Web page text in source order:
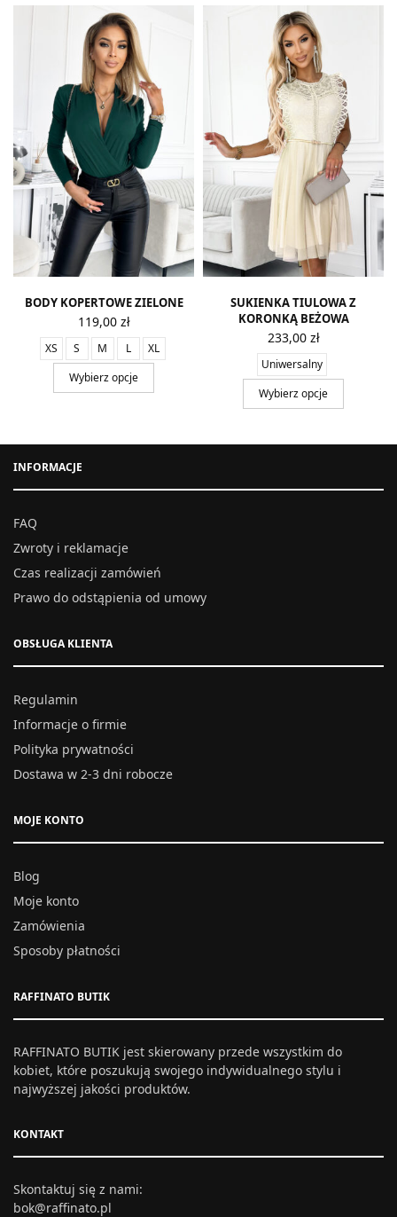
BODY KOPERTOWE ZIELONE
119,00 zł
XS S M L
XL
Wybierz opcje
SUKIENKA TIULOWA Z
KORONKĄ BEŻOWA
233,00 zł
Uniwersalny
Wybierz opcje
INFORMACJE
FAQ
Zwroty i reklamacje
Czas realizacji zamówień
Prawo do odstąpienia od umowy
OBSŁUGA KLIENTA
Regulamin
Informacje o firmie
Polityka prywatności
Dostawa w 2-3 dni robocze
MOJE KONTO
Blog
Moje konto
Zamówienia
Sposoby płatności
RAFFINATO BUTIK
RAFFINATO BUTIK jest skierowany przede wszystkim do
kobiet, które poszukują swojego indywidualnego stylu i
najwyższej jakości produktów.
KONTAKT
Skontaktuj się z nami:
bok@raffinato.pl